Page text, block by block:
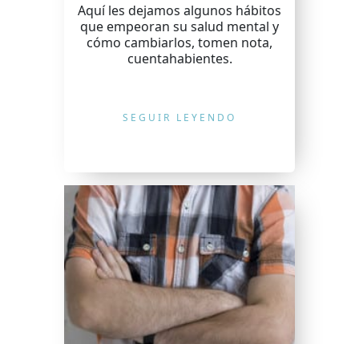
Aquí les dejamos algunos hábitos
que empeoran su salud mental y
cómo cambiarlos, tomen nota,
cuentahabientes.
SEGUIR LEYENDO